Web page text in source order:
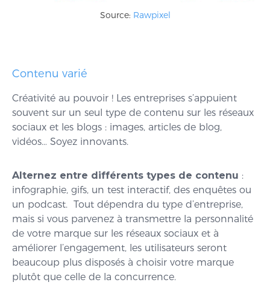
Source: Rawpixel
Contenu varié
Créativité au pouvoir ! Les entreprises s’appuient
souvent sur un seul type de contenu sur les réseaux
sociaux et les blogs : images, articles de blog,
vidéos… Soyez innovants.
Alternez entre différents types de contenu :
infographie, gifs, un test interactif, des enquêtes ou
un podcast. Tout dépendra du type d’entreprise,
mais si vous parvenez à transmettre la personnalité
de votre marque sur les réseaux sociaux et à
améliorer l’engagement, les utilisateurs seront
beaucoup plus disposés à choisir votre marque
plutôt que celle de la concurrence.